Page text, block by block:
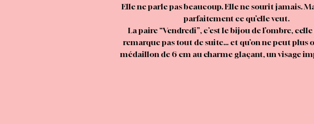
Elle ne parle pas beaucoup. Elle ne sourit jamais.
parfaitement ce qu’elle veut.
La paire “Vendredi”, c’est le bijou de l’ombre, celle
remarque pas tout de suite… et qu’on ne peut plus
médaillon de 6 cm au charme glaçant, un visage